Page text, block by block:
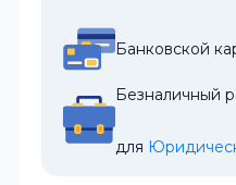
Банковской
Безналичный
для